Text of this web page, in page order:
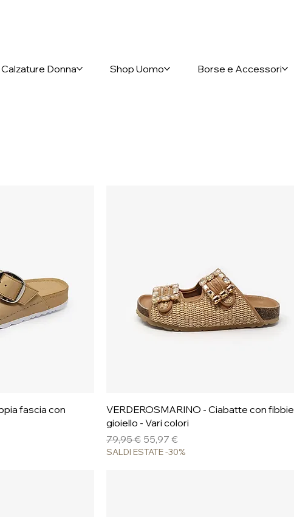
Calzature Donna Shop Uomo Borse e Accessori
fascia con
Vista rapida
VERDEROSMARINO - Ciabatte con fibbie
gioiello - Vari colori
Prezzo regolare
79,95 € Prezzo scontato
55,97 €
SALDI ESTATE -30%